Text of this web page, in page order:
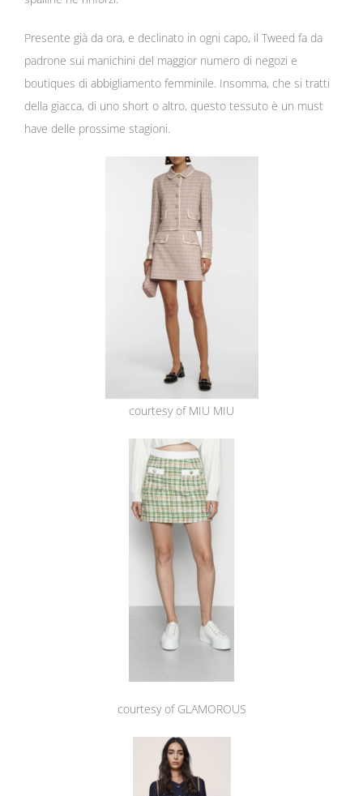
Presente già da ora, e declinato in ogni capo, il Tweed fa da
padrone sui manichini del maggior numero di negozi e
boutiques di abbigliamento femminile. Insomma, che si tratti
della giacca, di uno short o altro, questo tessuto è un must
have delle prossime stagioni.
courtesy of MIU MIU
courtesy of GLAMOROUS